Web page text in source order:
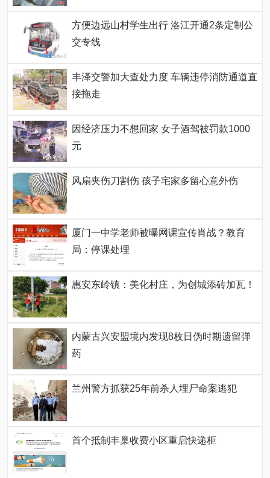
方便边远山村学生出行 洛江开通2条定制公
交专线
丰泽交警加大查处力度 车辆违停消防通道直
接拖走
因经济压力不想回家 女子酒驾被罚款1000
元
风扇夹伤刀割伤 孩子宅家多留心意外伤
厦门一中学老师被曝网课宣传肖战？教育
局：停课处理
惠安东岭镇：美化村庄，为创城添砖加瓦！
内蒙古兴安盟境内发现8枚日伪时期遗留弹
药
兰州警方抓获25年前杀人埋尸命案逃犯
首个抵制丰巢收费小区重启快递柜